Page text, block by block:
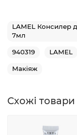
LAMEL Консилер
7мл
940319 LAMEL
Макіяж
Схожі товари